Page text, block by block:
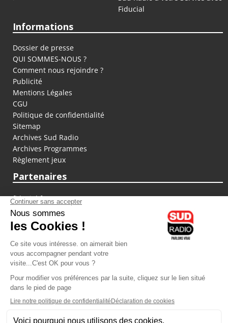
Fiducial
Informations
Dossier de presse
QUI SOMMES-NOUS ?
Comment nous rejoindre ?
Publicité
Mentions Légales
CGU
Politique de confidentialité
Sitemap
Archives Sud Radio
Archives Programmes
Règlement jeux
Partenaires
fiducial.fr
lyoncapitale.fr
olympique-et-lyonnais.com
L'application Iphone / Android
Téléchargez l'application
Les cookies
Gestion des cookies